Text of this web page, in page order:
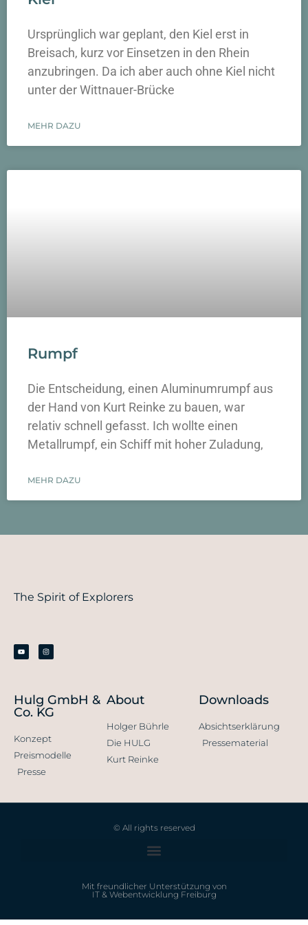
Ursprünglich war geplant, den Kiel erst in
Breisach, kurz vor Einsetzen in den Rhein
anzubringen. Da ich aber auch ohne Kiel nicht
unter der Wittnauer-Brücke
MEHR DAZU
Rumpf
Die Entscheidung, einen Aluminumrumpf aus
der Hand von Kurt Reinke zu bauen, war
relativ schnell gefasst. Ich wollte einen
Metallrumpf, ein Schiff mit hoher Zuladung,
MEHR DAZU
The Spirit of Explorers
Hulg GmbH &
Co. KG
Konzept
Preismodelle
Presse
About
Holger Bührle
Die HULG
Kurt Reinke
Downloads
Absichtserklärung
Pressematerial
© All rights reserved
Mit freundlicher Unterstützung von
IT & Webentwicklung Freiburg